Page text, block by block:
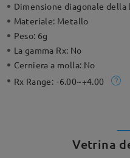
Dimensione diagonale della
Materiale: Metallo
Peso: 6g
La gamma Rx: No
Cerniera a molla: No
Rx Range: -6.00~+4.00
Vetrina